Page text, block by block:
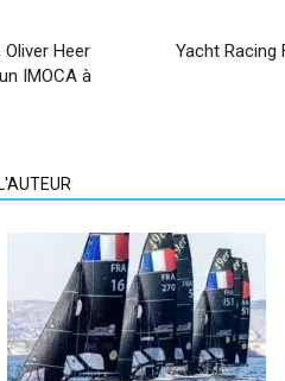
Heer
IMOCA à
Yacht Racing